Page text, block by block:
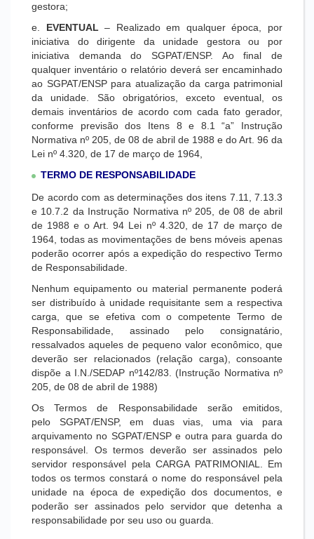
gestora;
e. EVENTUAL – Realizado em qualquer época, por
iniciativa do dirigente da unidade gestora ou por
iniciativa demanda do SGPAT/ENSP. Ao final de
qualquer inventário o relatório deverá ser encaminhado
ao SGPAT/ENSP para atualização da carga patrimonial
da unidade. São obrigatórios, exceto eventual, os
demais inventários de acordo com cada fato gerador,
conforme previsão dos Itens 8 e 8.1 “a” Instrução
Normativa nº 205, de 08 de abril de 1988 e do Art. 96 da
Lei nº 4.320, de 17 de março de 1964,
TERMO DE RESPONSABILIDADE
De acordo com as determinações dos itens 7.11, 7.13.3
e 10.7.2 da Instrução Normativa nº 205, de 08 de abril
de 1988 e o Art. 94 Lei nº 4.320, de 17 de março de
1964, todas as movimentações de bens móveis apenas
poderão ocorrer após a expedição do respectivo Termo
de Responsabilidade.
Nenhum equipamento ou material permanente poderá
ser distribuído à unidade requisitante sem a respectiva
carga, que se efetiva com o competente Termo de
Responsabilidade, assinado pelo consignatário,
ressalvados aqueles de pequeno valor econômico, que
deverão ser relacionados (relação carga), consoante
dispõe a I.N./SEDAP nº142/83. (Instrução Normativa nº
205, de 08 de abril de 1988)
Os Termos de Responsabilidade serão emitidos,
pelo SGPAT/ENSP, em duas vias, uma via para
arquivamento no SGPAT/ENSP e outra para guarda do
responsável. Os termos deverão ser assinados pelo
servidor responsável pela CARGA PATRIMONIAL. Em
todos os termos constará o nome do responsável pela
unidade na época de expedição dos documentos, e
poderão ser assinados pelo servidor que detenha a
responsabilidade por seu uso ou guarda.